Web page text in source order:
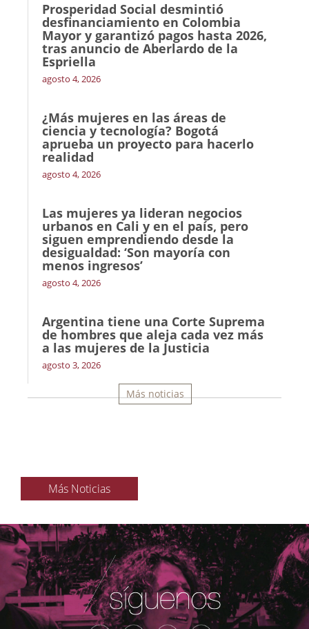
Prosperidad Social desmintió
desfinanciamiento en Colombia
Mayor y garantizó pagos hasta 2026,
tras anuncio de Aberlardo de la
Espriella
agosto 4, 2026
¿Más mujeres en las áreas de
ciencia y tecnología? Bogotá
aprueba un proyecto para hacerlo
realidad
agosto 4, 2026
Las mujeres ya lideran negocios
urbanos en Cali y en el país, pero
siguen emprendiendo desde la
desigualdad: ‘Son mayoría con
menos ingresos’
agosto 4, 2026
Argentina tiene una Corte Suprema
de hombres que aleja cada vez más
a las mujeres de la Justicia
agosto 3, 2026
Más noticias
Más Noticias